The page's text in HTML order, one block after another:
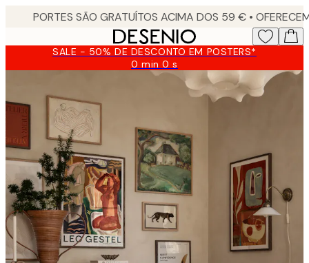
SALE - 50% DE DESCONTO EM POSTERS*
0 min0 s
Válido